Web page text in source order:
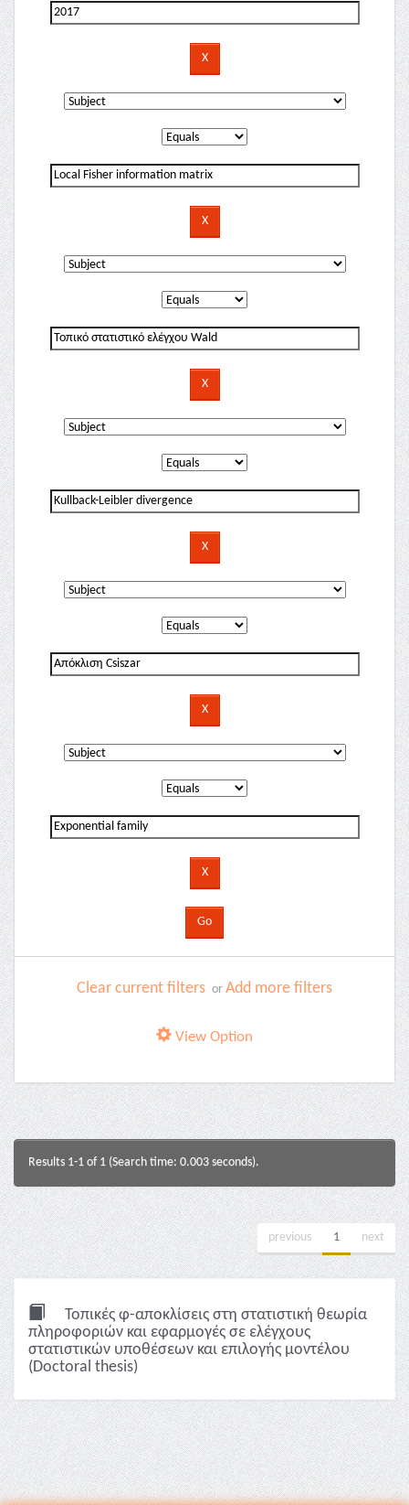
Clear current filters or Add more filters
View Option
Results 1-1 of 1 (Search time: 0.003 seconds).
previous 1 next
Τοπικές φ-αποκλίσεις στη στατιστική θεωρία
πληροφοριών και εφαρμογές σε ελέγχους
στατιστικών υποθέσεων και επιλογής μοντέλου
(Doctoral thesis)